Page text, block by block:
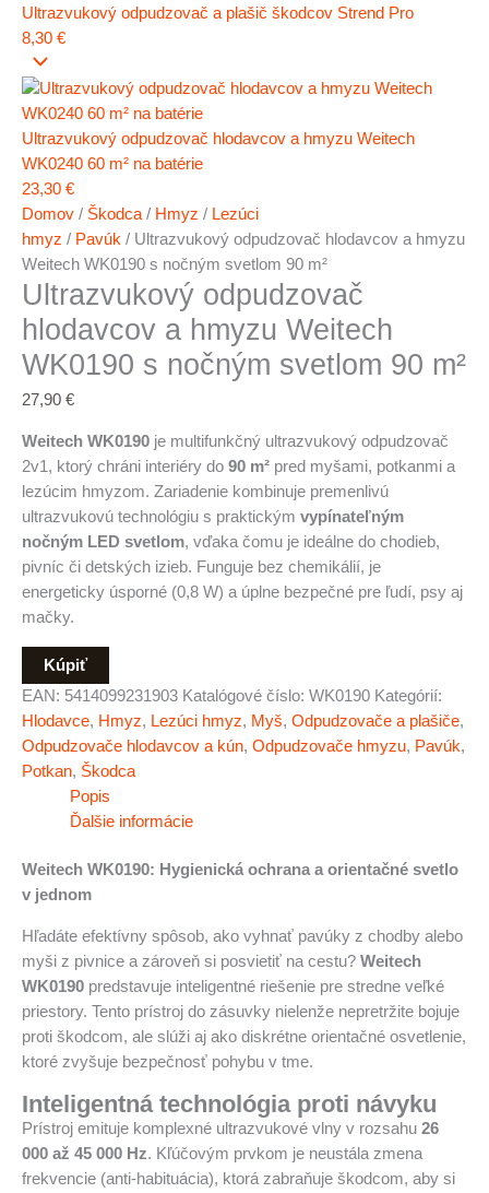
Ultrazvukový odpudzovač a plašič škodcov Strend Pro
8,30 €
Ultrazvukový odpudzovač hlodavcov a hmyzu Weitech
WK0240 60 m² na batérie
23,30 €
Domov / Škodca / Hmyz / Lezúci
hmyz / Pavúk / Ultrazvukový odpudzovač hlodavcov a hmyzu
Weitech WK0190 s nočným svetlom 90 m²
Ultrazvukový odpudzovač
hlodavcov a hmyzu Weitech
WK0190 s nočným svetlom 90 m²
27,90 €
Weitech WK0190 je multifunkčný ultrazvukový odpudzovač
2v1, ktorý chráni interiéry do 90 m² pred myšami, potkanmi a
lezúcim hmyzom. Zariadenie kombinuje premenlivú
ultrazvukovú technológiu s praktickým vypínateľným
nočným LED svetlom, vďaka čomu je ideálne do chodieb,
pivníc či detských izieb. Funguje bez chemikálií, je
energeticky úsporné (0,8 W) a úplne bezpečné pre ľudí, psy aj
mačky.
Kúpiť
EAN: 5414099231903 Katalógové číslo: WK0190 Kategórií:
Hlodavce, Hmyz, Lezúci hmyz, Myš, Odpudzovače a plašiče,
Odpudzovače hlodavcov a kún, Odpudzovače hmyzu, Pavúk,
Potkan, Škodca
Popis
Ďalšie informácie
Weitech WK0190: Hygienická ochrana a orientačné svetlo
v jednom
Hľadáte efektívny spôsob, ako vyhnať pavúky z chodby alebo
myši z pivnice a zároveň si posvietiť na cestu? Weitech
WK0190 predstavuje inteligentné riešenie pre stredne veľké
priestory. Tento prístroj do zásuvky nielenže nepretržite bojuje
proti škodcom, ale slúži aj ako diskrétne orientačné osvetlenie,
ktoré zvyšuje bezpečnosť pohybu v tme.
Inteligentná technológia proti návyku
Prístroj emituje komplexné ultrazvukové vlny v rozsahu 26
000 až 45 000 Hz. Kľúčovým prvkom je neustála zmena
frekvencie (anti-habituácia), ktorá zabraňuje škodcom, aby si